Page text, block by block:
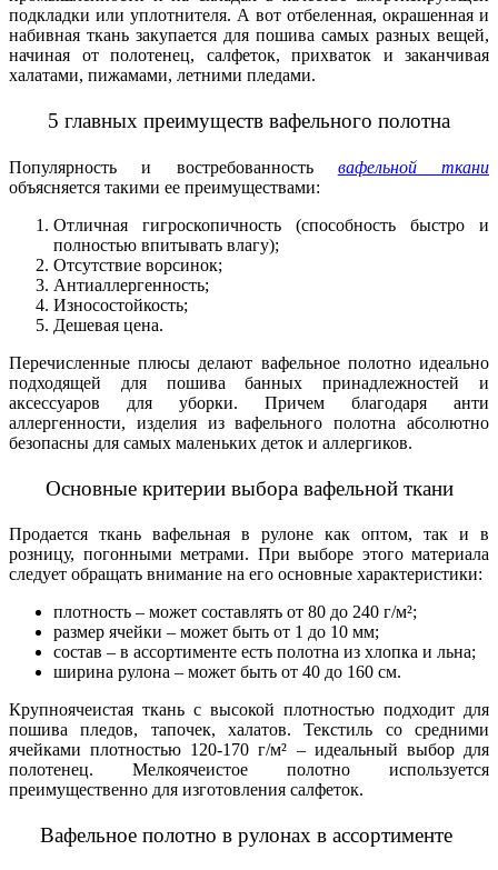
подкладки или уплотнителя. А вот отбеленная, окрашенная и
набивная ткань закупается для пошива самых разных вещей,
начиная от полотенец, салфеток, прихваток и заканчивая
халатами, пижамами, летними пледами.
5 главных преимуществ вафельного полотна
Популярность и востребованность вафельной ткани
объясняется такими ее преимуществами:
Отличная гигроскопичность (способность быстро и
полностью впитывать влагу);
Отсутствие ворсинок;
Антиаллергенность;
Износостойкость;
Дешевая цена.
Перечисленные плюсы делают вафельное полотно идеально
подходящей для пошива банных принадлежностей и
аксессуаров для уборки. Причем благодаря анти
аллергенности, изделия из вафельного полотна абсолютно
безопасны для самых маленьких деток и аллергиков.
Основные критерии выбора вафельной ткани
Продается ткань вафельная в рулоне как оптом, так и в
розницу, погонными метрами. При выборе этого материала
следует обращать внимание на его основные характеристики:
плотность – может составлять от 80 до 240 г/м²;
размер ячейки – может быть от 1 до 10 мм;
состав – в ассортименте есть полотна из хлопка и льна;
ширина рулона – может быть от 40 до 160 см.
Крупноячеистая ткань с высокой плотностью подходит для
пошива пледов, тапочек, халатов. Текстиль со средними
ячейками плотностью 120-170 г/м² – идеальный выбор для
полотенец. Мелкоячеистое полотно используется
преимущественно для изготовления салфеток.
Вафельное полотно в рулонах в ассортименте